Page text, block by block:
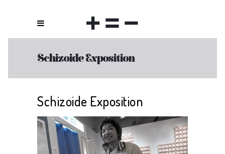
Schizoide Exposition
Schizoide Exposition